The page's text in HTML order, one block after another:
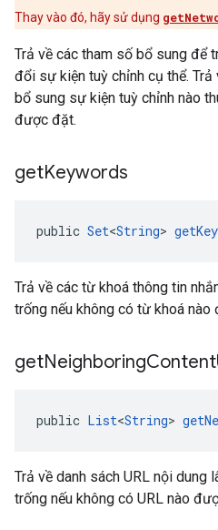
Thay vào đó, hãy sử dụng
Trả về các tham số bổ sung để
đổi sự kiện tuỳ chỉnh cụ thể. Trả
bổ sung sự kiện tuỳ chỉnh nào
được đặt.
getKeywords
public Set<String>
Trả về các từ khoá thông tin
trống nếu không có từ khoá nào
getNeighboringContent
public List<String>
Trả về danh sách URL nội dung
trống nếu không có URL nào